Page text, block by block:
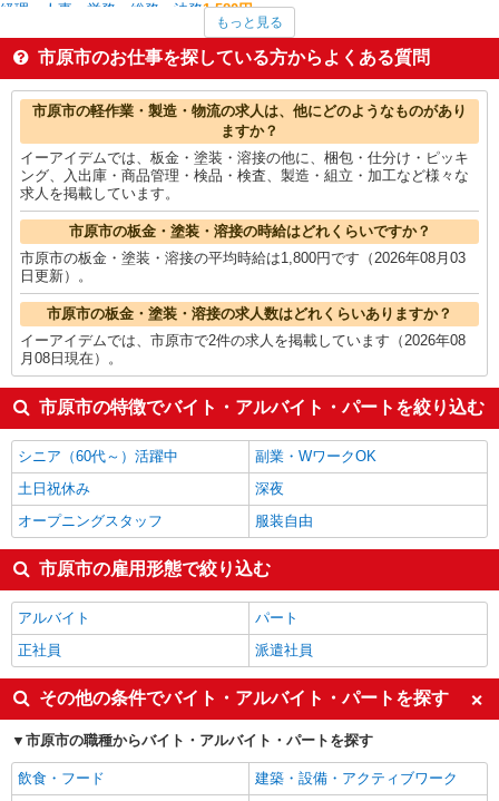
経理・人事・労務・総務・法務1,580円
看護師・保健師・看護助手・助産師 1,574円
家電・携帯販売1,563円
製造・組立・加工1,554円
その他軽作業・製造・物流1,521円
市原市の他の職種の平均時給を見る
もっと見る
市原市のお仕事を探している方からよくある質問
市原市の軽作業・製造・物流の求人は、他にどのようなものがあり
ますか？
イーアイデムでは、板金・塗装・溶接の他に、梱包・仕分け・ピッキ
ング、入出庫・商品管理・検品・検査、製造・組立・加工など様々な
求人を掲載しています。
市原市の板金・塗装・溶接の時給はどれくらいですか？
市原市の板金・塗装・溶接の平均時給は1,800円です（2026年08月03
日更新）。
市原市の板金・塗装・溶接の求人数はどれくらいありますか？
イーアイデムでは、市原市で2件の求人を掲載しています（2026年08
月08日現在）。
市原市の特徴でバイト・アルバイト・パートを絞り込む
シニア（60代～）活躍中
副業・WワークOK
土日祝休み
深夜
オープニングスタッフ
服装自由
市原市の雇用形態で絞り込む
アルバイト
パート
正社員
派遣社員
その他の条件でバイト・アルバイト・パートを探す
市原市の職種からバイト・アルバイト・パートを探す
飲食・フード
建築・設備・アクティブワーク